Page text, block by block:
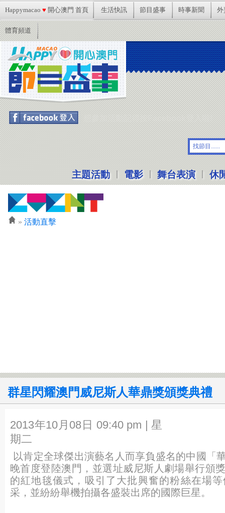
Happymacao ♥ 開心澳門 首頁 生活快訊 節目盛事 時事新聞 外
體育頻道
想參加活動記得按Facebook登入啦!
主題活動 | 電影 | 舞台表演 | 休
» 活動直擊
群星閃耀澳門威尼斯人華鼎獎頒獎典禮
2013年10月08日 09:40 pm | 星
期二
以肯定全球傑出演藝名人而享負盛名的中國「
晚首度登陸澳門， 並選址威尼斯人劇場舉行頒
的紅地毯儀式， 吸引了大批興奮的粉絲在場
采， 並紛紛舉機拍攝各盛裝出席的國際巨星。